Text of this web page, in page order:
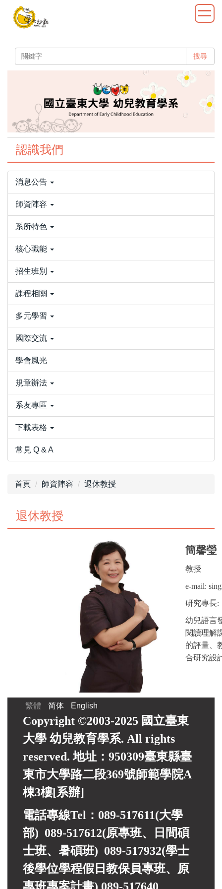
搜尋
認識我們
消息公告
師資陣容
系所特色
核心職能
招生班別
課程相關
多元學習
國際交流
學會風光
規章辦法
系友專區
下載表格
常見 Q & A
首頁 師資陣容 退休教授
退休教授
簡馨瑩
教授
e-mail:
研究專長:
幼兒語言
閱讀理解
的評量、
合研究設
繁體 简体 English
Copyright ©2003-2025 國立臺東
大學 幼兒教育學系. All rights
reserved. 地址：950309臺東縣臺
東市大學路二段369號師範學院A
棟3樓[系辦]
電話專線Tel：089-517611(大學
部) 089-517612(原專班、日間碩
士班、暑碩班) 089-517932(學士
後學位學程假日教保員專班、 原